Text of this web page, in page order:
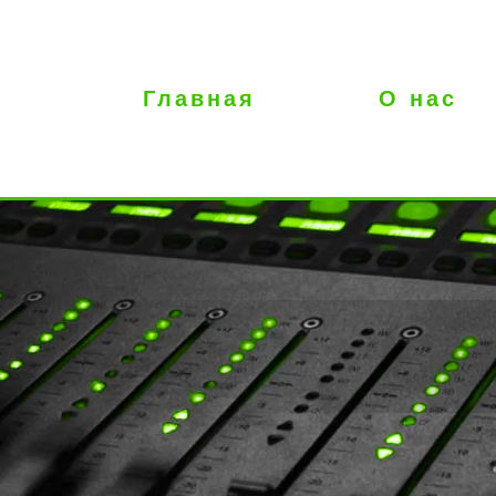
Главная О нас